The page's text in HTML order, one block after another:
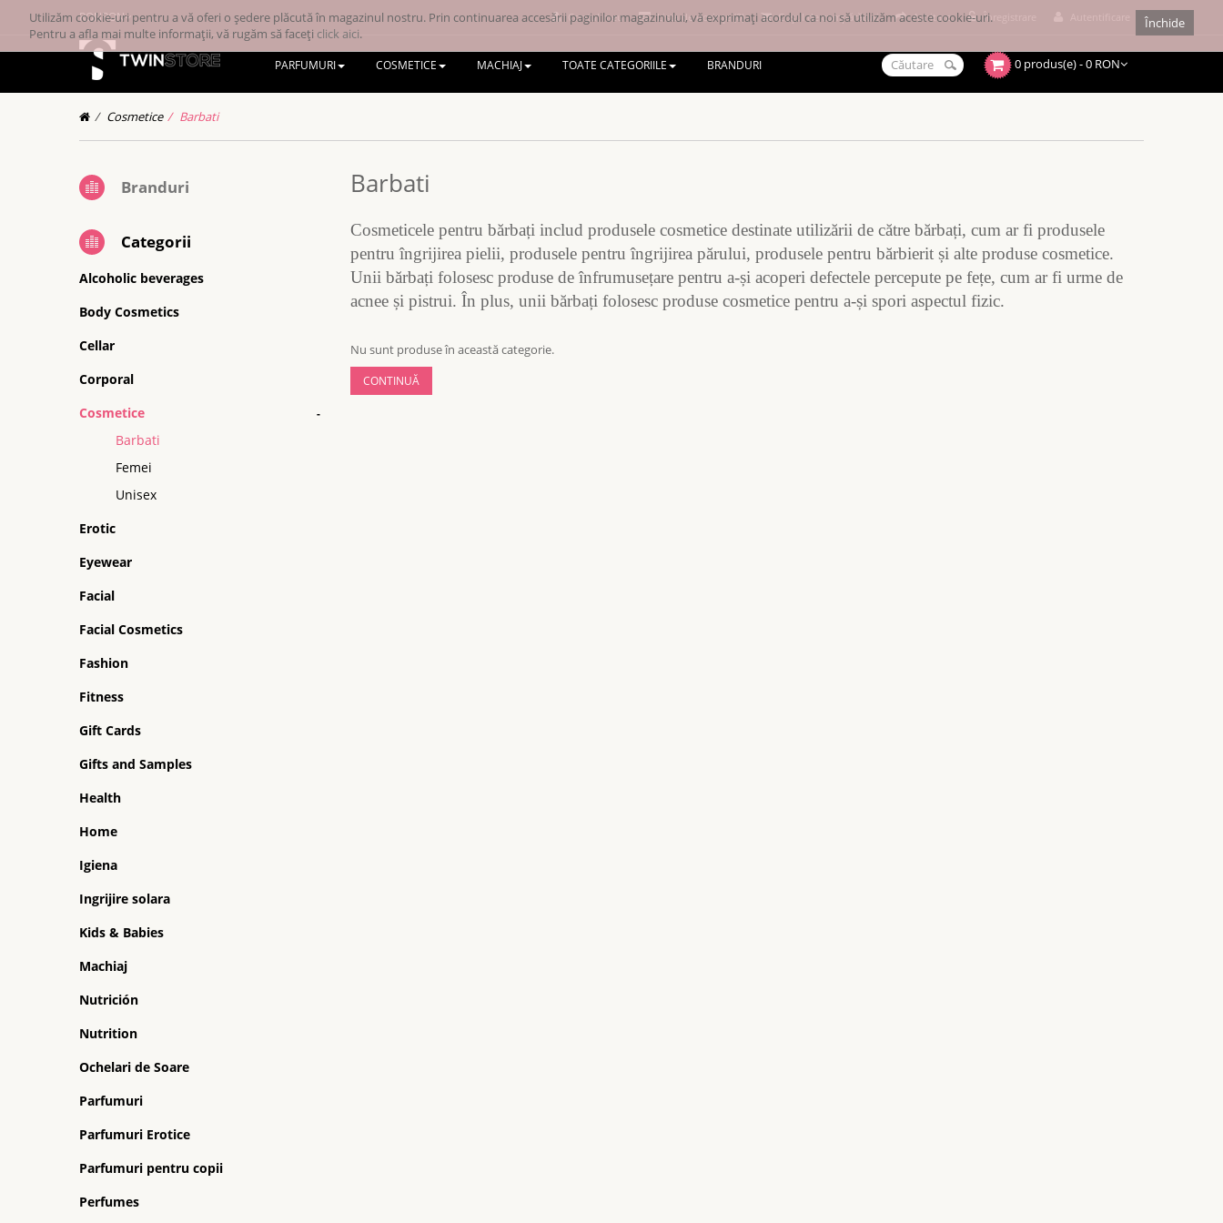
RONRON Înregistrare
Contul meu Lista de dorințe (0) Coșul de cumpărături Achitare
PARFUMURI COSMETICE MACHIAJ TOATE CATEGORIILE BRANDURI 0 produs(e) - 0 RON
Cosmetice Barbati
Branduri
Categorii
Alcoholic beverages
Body Cosmetics
Cellar
Corporal
Cosmetice
-
Barbati
Femei
Unisex
Erotic
Eyewear
Facial
Facial Cosmetics
Fashion
Fitness
Gift Cards
Gifts and Samples
Health
Home
Igiena
Ingrijire solara
Kids & Babies
Machiaj
Nutrición
Nutrition
Ochelari de Soare
Parfumuri
Parfumuri Erotice
Parfumuri pentru copii
Perfumes
Barbati
Cosmeticele pentru bărbați includ produsele cosmetice destinate utilizării de către bărbați, cum ar fi produsele
pentru îngrijirea pielii, produsele pentru îngrijirea părului, produsele pentru bărbierit și alte produse cosmetice.
Unii bărbați folosesc produse de înfrumusețare pentru a-și acoperi defectele percepute pe fețe, cum ar fi urme de
acnee și pistrui. În plus, unii bărbați folosesc produse cosmetice pentru a-și spori aspectul fizic.
Nu sunt produse în această categorie.
CONTINUĂ
Închide
Utilizăm cookie-uri pentru a vă oferi o ședere plăcută în magazinul nostru. Prin continuarea accesării paginilor magazinului, vă exprimați acordul ca noi să utilizăm aceste cookie-uri.
Pentru a afla mai multe informații, vă rugăm să faceți click aici.